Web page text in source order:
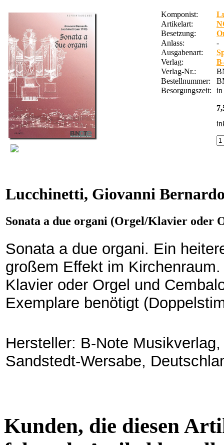
Komponist:
Artikelart:
Besetzung:
Anlass:
-
Ausgabenart:
Verlag:
Verlag-Nr.:
Bestellnummer:
Besorgungszeit:
in
Lucchinetti, Giovanni
Sonata a due organi (Orgel/Klavier oder
Sonata a due organi. Ein
großem Effekt im
Klavier oder Orgel und
Exemplare benötigt
Hersteller: B-Note
Sandstedt-Wersabe,
Kunden, die diesen